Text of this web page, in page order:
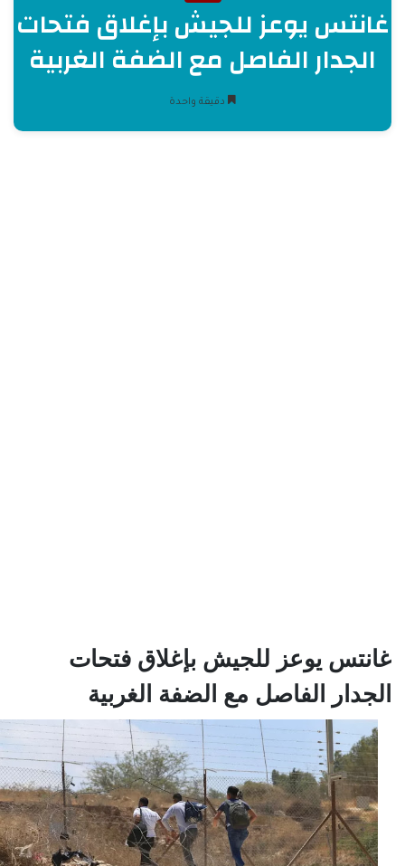
غانتس يوعز للجيش بإغلاق فتحات
الجدار الفاصل مع الضفة الغربية
دقيقة واحدة
غانتس يوعز للجيش بإغلاق فتحات
الجدار الفاصل مع الضفة الغربية